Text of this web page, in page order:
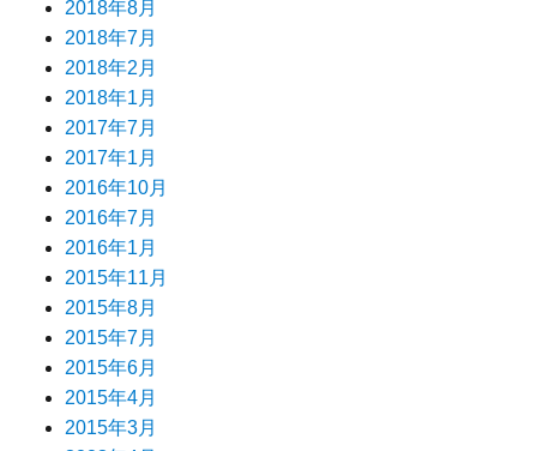
2018年8月
2018年7月
2018年2月
2018年1月
2017年7月
2017年1月
2016年10月
2016年7月
2016年1月
2015年11月
2015年8月
2015年7月
2015年6月
2015年4月
2015年3月